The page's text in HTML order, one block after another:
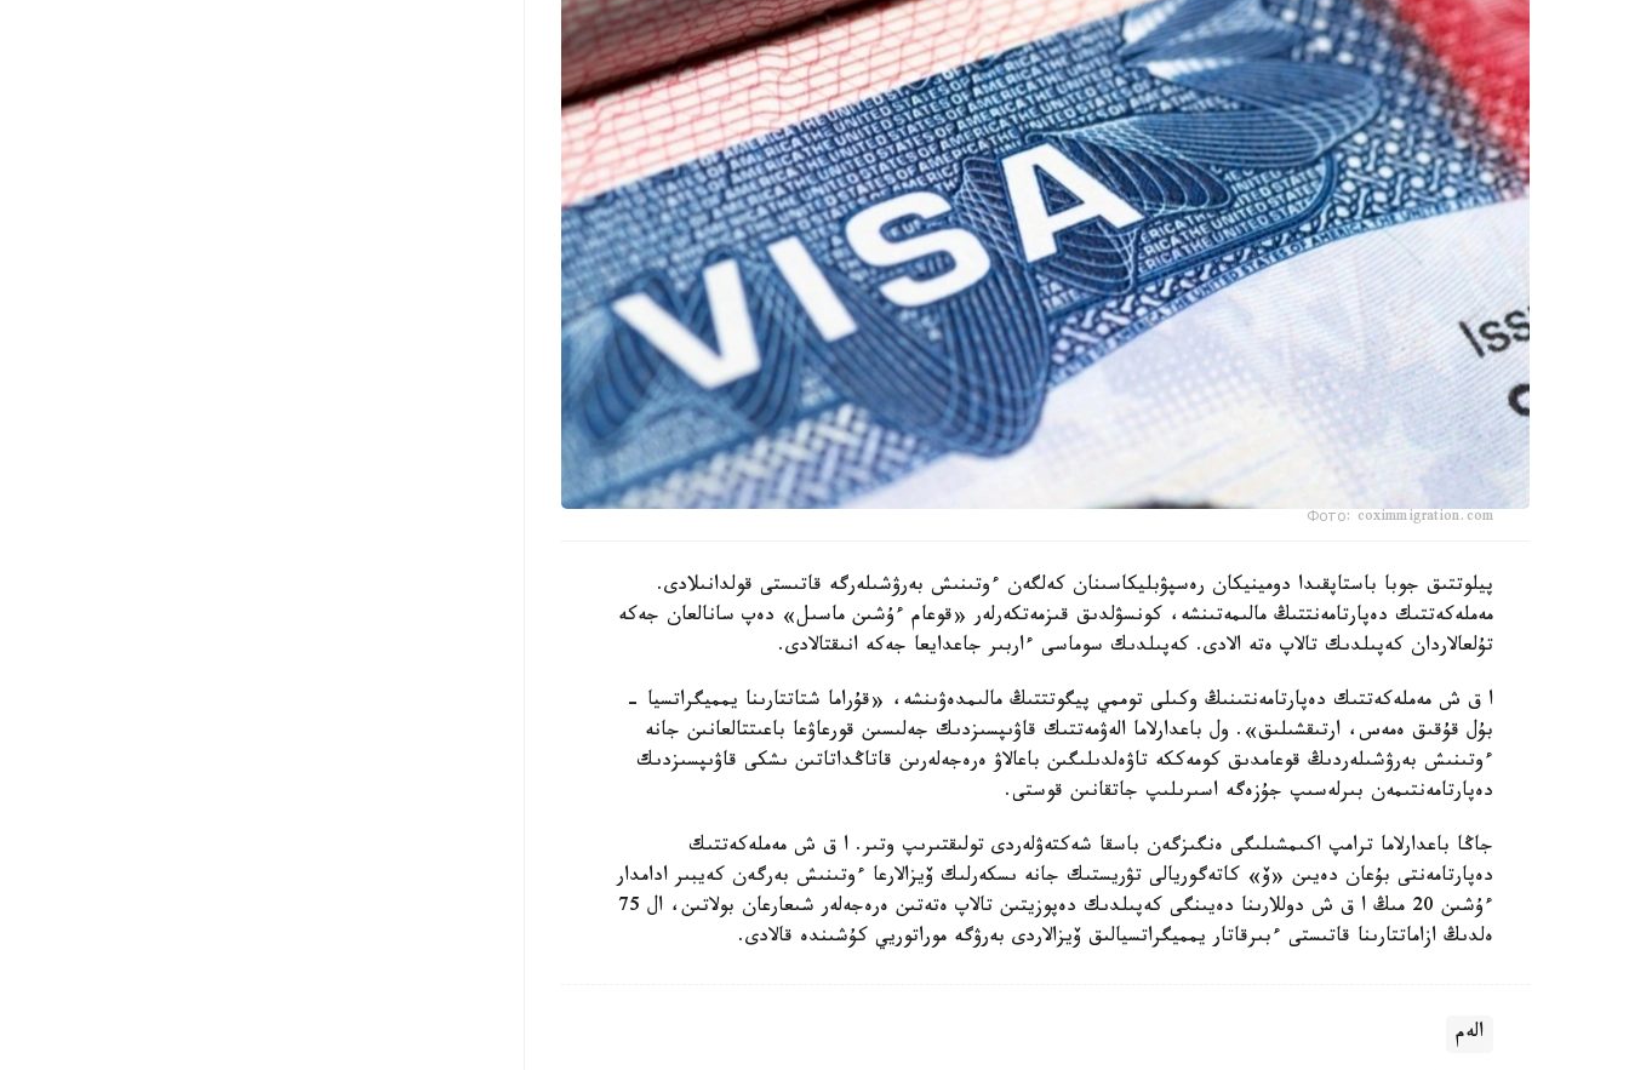
Фото: coximmigration.com
پيلوتتىق جوبا باستاپقىدا دومينيكان رەسپۋبليكاسىنان كەلگەن ءوتىنىش بەرۋشىلەرگە قاتىستى قولدانىلادى.
مەملەكەتتىك دەپارتامەنتتىڭ مالىمەتىنشە، كونسۋلدىق قىزمەتكەرلەر «قوعام ءۇشىن ماسىل» دەپ سانالعان جەكە
تۇلعالاردان كەپىلدىك تالاپ ەتە الادى. كەپىلدىك سوماسى ءاربىر جاعدايعا جەكە انىقتالادى.
ا ق ش مەملەكەتتىك دەپارتامەنتىنىڭ وكىلى توممي پيگوتتتىڭ مالىمدەۋىنشە، «قۇراما شتاتتارىنا يمميگراتسيا -
بۇل قۇقىق ەمەس، ارتىقشىلىق». ول باعدارلاما الەۋمەتتىك قاۋىپسىزدىك جەلىسىن قورعاۋعا باعىتتالعانىن جانە
ءوتىنىش بەرۋشىلەردىڭ قوعامدىق كومەككە تاۋەلدىلىگىن باعالاۋ ەرەجەلەرىن قاتاڭداتاتىن ىشكى قاۋىپسىزدىك
دەپارتامەنتىمەن بىرلەسىپ جۇزەگە اسىرىلىپ جاتقانىن قوستى.
جاڭا باعدارلاما ترامپ اكىمشىلىگى ەنگىزگەن باسقا شەكتەۋلەردى تولىقتىرىپ وتىر. ا ق ش مەملەكەتتىك
دەپارتامەنتى بۇعان دەيىن «ۆ» كاتەگوريالى تۋريستىك جانە ىسكەرلىك ۆيزالارعا ءوتىنىش بەرگەن كەيبىر ادامدار
ءۇشىن 20 مىڭ ا ق ش دوللارىنا دەيىنگى كەپىلدىك دەپوزيتىن تالاپ ەتەتىن ەرەجەلەر شىعارعان بولاتىن، ال 75
ەلدىڭ ازاماتتارىنا قاتىستى ءبىرقاتار يمميگراتسيالىق ۆيزالاردى بەرۋگە موراتوريي كۇشىندە قالادى.
الەم